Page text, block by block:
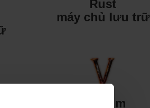
Rust
máy chủ lưu trữ
Valheim